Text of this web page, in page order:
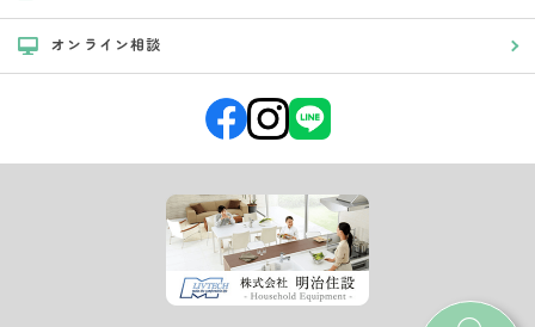
オンライン相談